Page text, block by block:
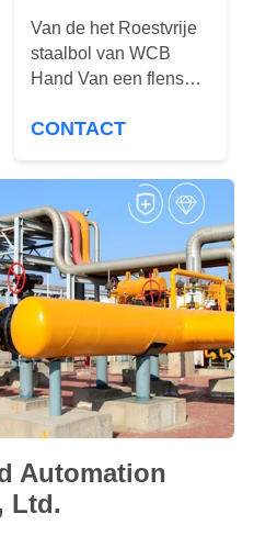
Van de het Roestvrije
staalbol van WCB
Hand Van een flens
DN100 Klep face to
CONTACT
Automation
Ltd.